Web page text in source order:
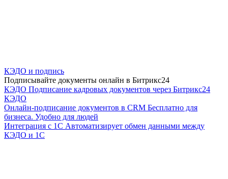
КЭДО и подпись
Подписывайте документы онлайн в Битрикс24
КЭДО Подписание кадровых документов через Битрикс24
КЭДО
Онлайн-подписание документов в CRM Бесплатно для
бизнеса. Удобно для людей
Интеграция с 1С Автоматизирует обмен данными между
КЭДО и 1С